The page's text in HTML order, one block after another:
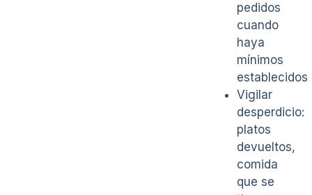
pedidos
cuando
haya
mínimos
establecidos
Vigilar
desperdicio:
platos
devueltos,
comida
que se